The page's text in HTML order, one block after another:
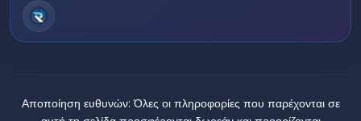
Αποποίηση ευθυνών: Όλες οι πληροφορίες που παρέχονται σε